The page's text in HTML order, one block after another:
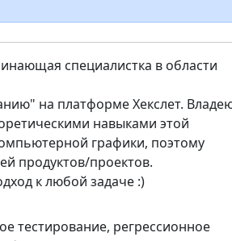
специалистка в области
на платформе Хекслет.
навыками этой
графики, поэтому
продуктов/проектов.
к любой задаче :)
тестирование, регрессионное